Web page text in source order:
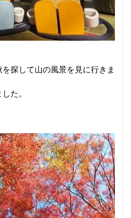
探して山の風景を見に行きま
た。